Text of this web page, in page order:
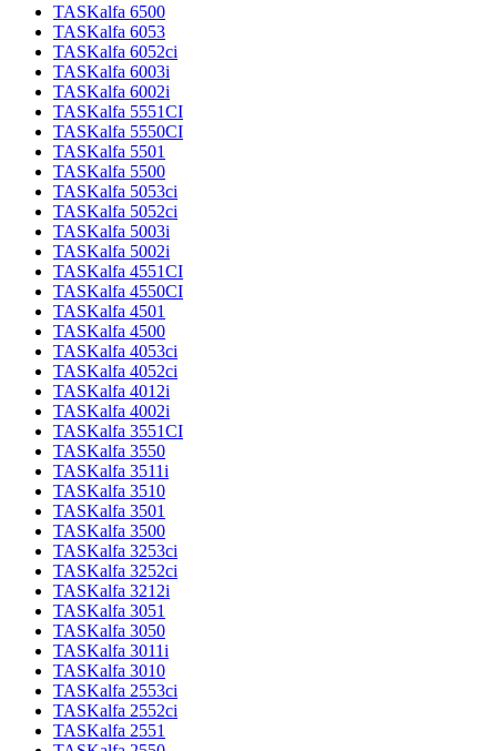
TASKalfa 6500
TASKalfa 6053
TASKalfa 6052ci
TASKalfa 6003i
TASKalfa 6002i
TASKalfa 5551CI
TASKalfa 5550CI
TASKalfa 5501
TASKalfa 5500
TASKalfa 5053ci
TASKalfa 5052ci
TASKalfa 5003i
TASKalfa 5002i
TASKalfa 4551CI
TASKalfa 4550CI
TASKalfa 4501
TASKalfa 4500
TASKalfa 4053ci
TASKalfa 4052ci
TASKalfa 4012i
TASKalfa 4002i
TASKalfa 3551CI
TASKalfa 3550
TASKalfa 3511i
TASKalfa 3510
TASKalfa 3501
TASKalfa 3500
TASKalfa 3253ci
TASKalfa 3252ci
TASKalfa 3212i
TASKalfa 3051
TASKalfa 3050
TASKalfa 3011i
TASKalfa 3010
TASKalfa 2553ci
TASKalfa 2552ci
TASKalfa 2551